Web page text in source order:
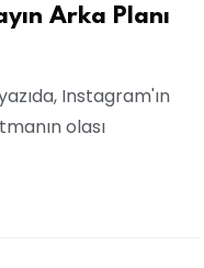
Arka Planı
Instagram'ın
olası